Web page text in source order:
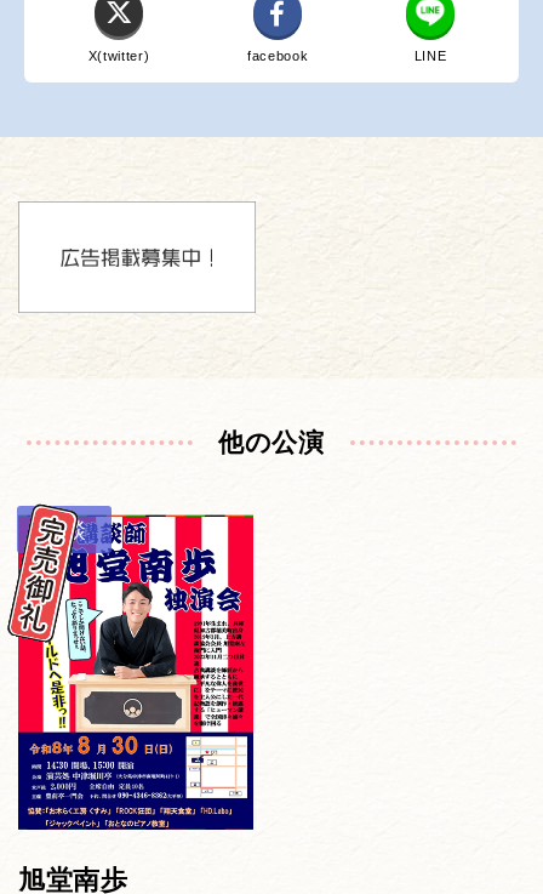
X(twitter) facebook LINE
他の公演
講談
旭堂南歩